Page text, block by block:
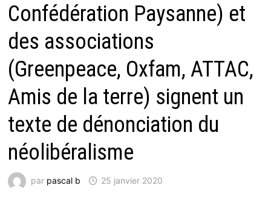
Confédération Paysanne) et
des associations
(Greenpeace, Oxfam, ATTAC,
Amis de la terre) signent un
texte de dénonciation du
néolibéralisme
par pascal b 25 janvier 2020